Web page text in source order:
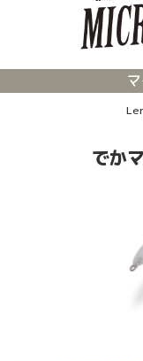
でか